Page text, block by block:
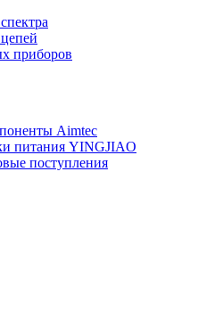
приборов
Aimtec
питания YINGJIAO
поступления